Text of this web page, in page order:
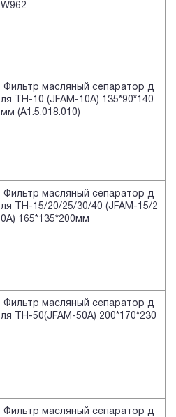
W962
Фильтр масляный сепаратор д
ля TH-10 (JFAM-10A) 135*90*140
мм (A1.5.018.010)
Фильтр масляный сепаратор д
ля TH-15/20/25/30/40 (JFAM-15/2
0A) 165*135*200мм
Фильтр масляный сепаратор д
ля TH-50(JFAM-50A) 200*170*230
Фильтр масляный сепаратор д